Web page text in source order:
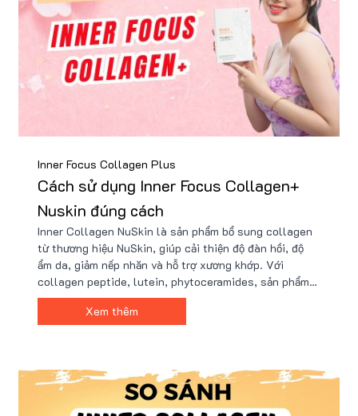
Inner Focus Collagen Plus
Cách sử dụng Inner Focus Collagen+
Nuskin đúng cách
Inner Collagen NuSkin là sản phẩm bổ sung collagen
từ thương hiệu NuSkin, giúp cải thiện độ đàn hồi, độ
ẩm da, giảm nếp nhăn và hỗ trợ xương khớp. Với
collagen peptide, lutein, phytoceramides, sản phẩm
tái tạo da từ sâu bên trong, mang lại làn da trẻ đẹp và
sức khỏe dẻo dai. Mua chính hãng tại Nu88 với nhiều
Xem thêm